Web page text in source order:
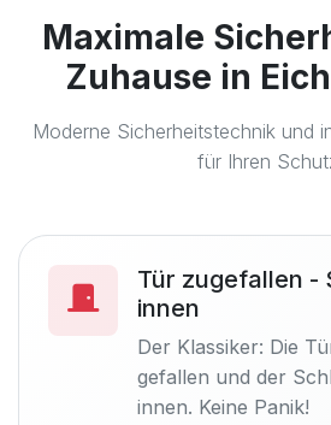
Maximale
Zuhause in
Moderne Sicherheitstechnik und
für Ihren
Tür zugefallen -
innen
Der Klassiker: Die
gefallen und der
innen. Keine Panik!